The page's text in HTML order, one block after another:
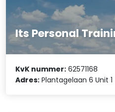
Its Personal
KvK nummer: 62571168
Adres: Plantagelaan 6 Unit 1